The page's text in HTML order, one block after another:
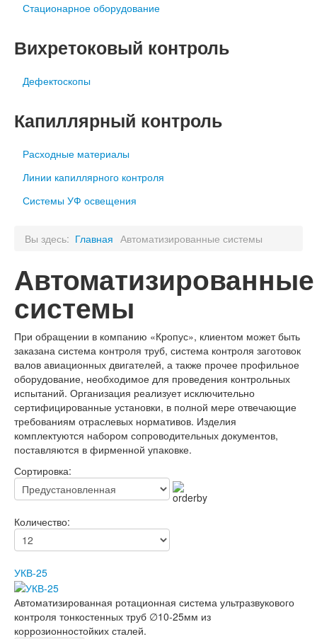
Стационарное оборудование
Вихретоковый контроль
Дефектоскопы
Капиллярный контроль
Расходные материалы
Линии капиллярного контроля
Системы УФ освещения
Вы здесь: Главная Автоматизированные системы
Автоматизированные
системы
При обращении в компанию «Кропус», клиентом может быть
заказана система контроля труб, система контроля заготовок
валов авиационных двигателей, а также прочее профильное
оборудование, необходимое для проведения контрольных
испытаний. Организация реализует исключительно
сертифицированные установки, в полной мере отвечающие
требованиям отраслевых нормативов. Изделия
комплектуются набором сопроводительных документов,
поставляются в фирменной упаковке.
Сортировка:
Количество:
УКВ-25
Автоматизированная ротационная система ультразвукового
контроля тонкостенных труб ∅10-25мм из
коррозионностойких сталей.